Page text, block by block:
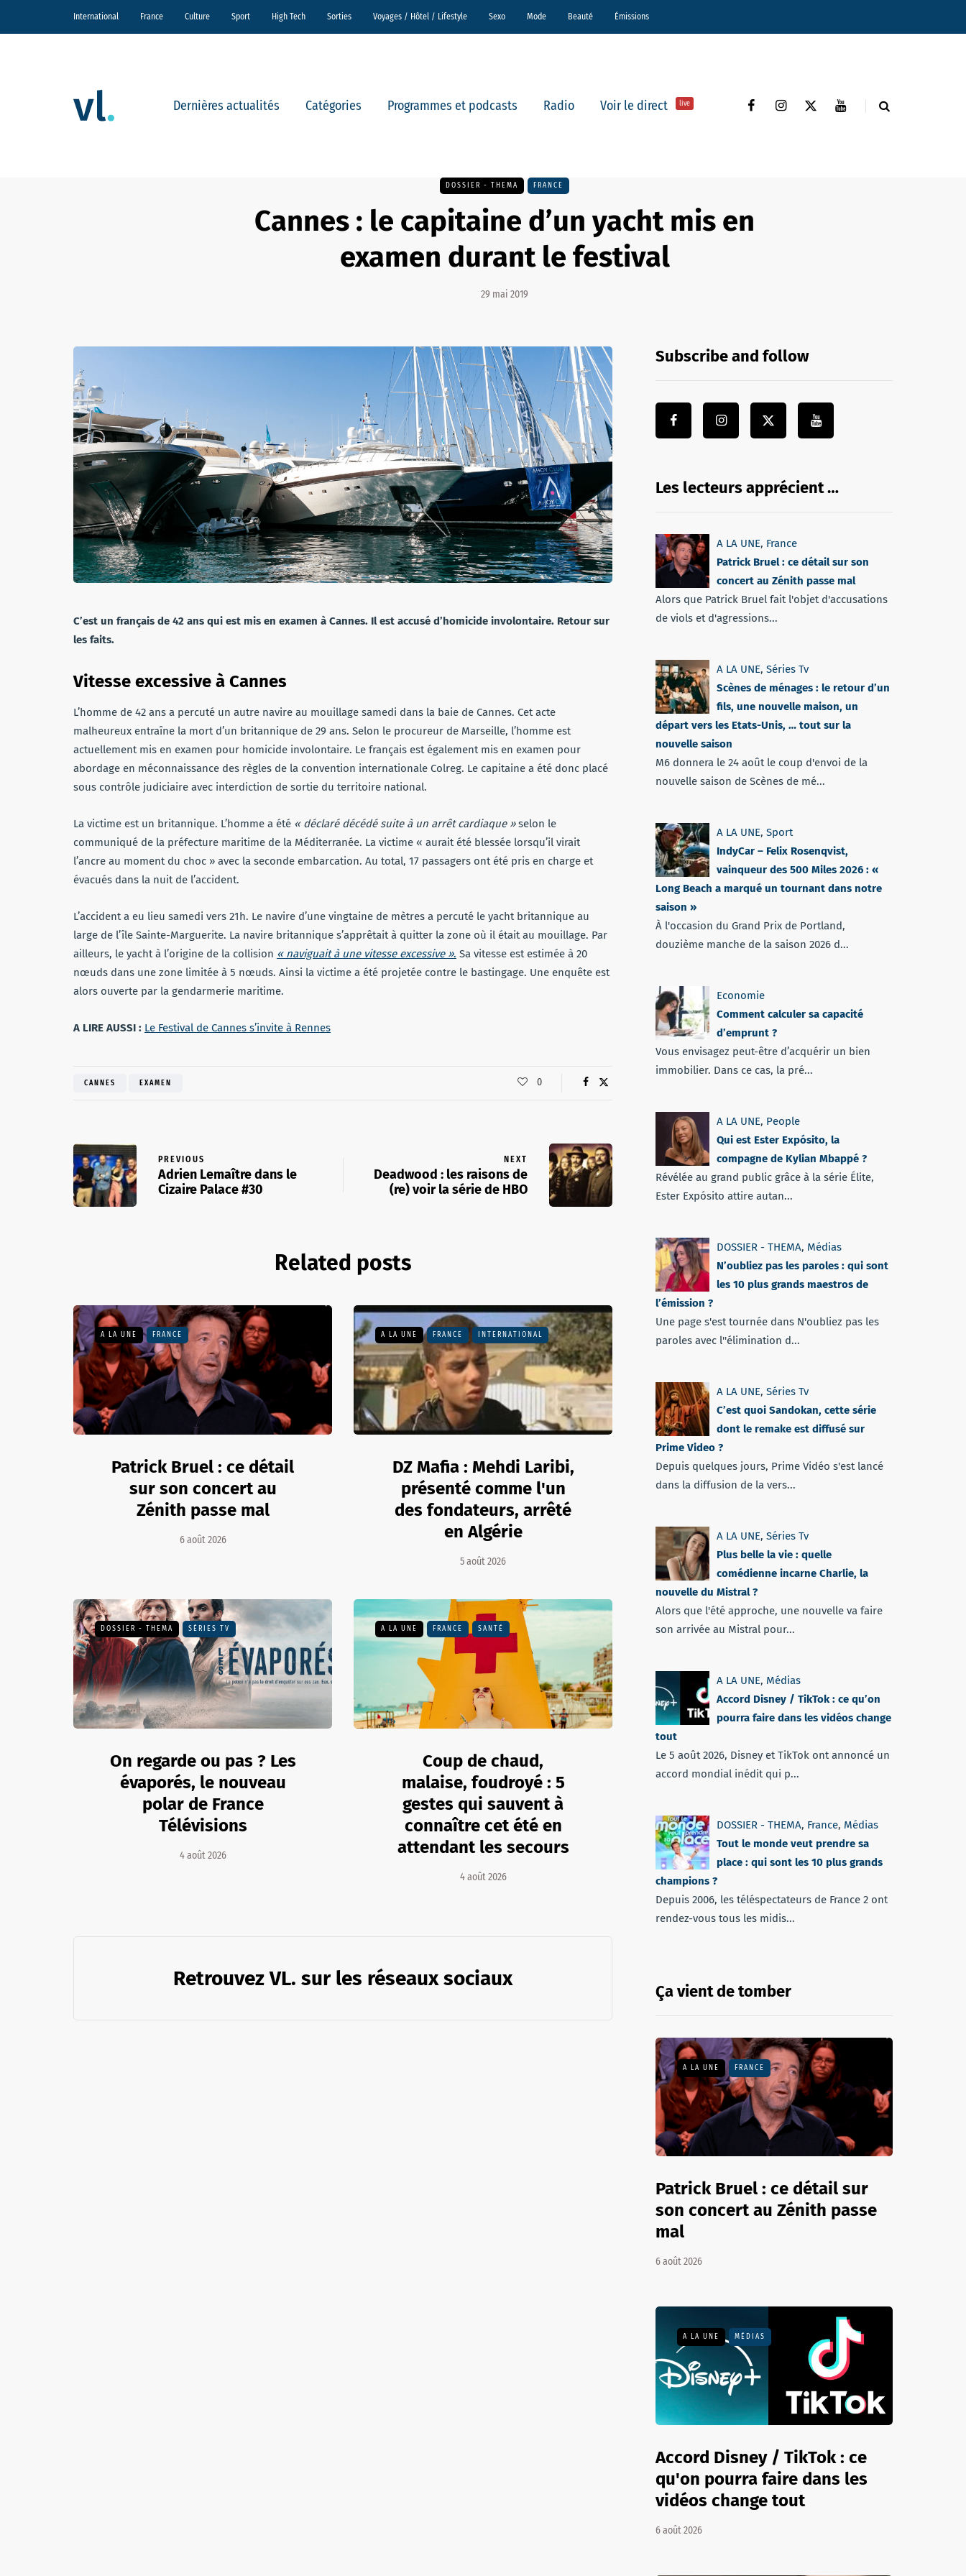
International France Culture Sport High Tech Sorties Voyages / Hôtel / Lifestyle Sexo Mode Beauté Émissions
Dernières actualités Catégories Programmes et podcasts Radio Voir le direct live
DOSSIER - THEMA FRANCE
Cannes : le capitaine d’un yacht mis en
examen durant le festival
29 mai 2019
C’est un français de 42 ans qui est mis en examen à Cannes. Il est accusé d’homicide involontaire. Retour sur
les faits.
Vitesse excessive à Cannes
L’homme de 42 ans a percuté un autre navire au mouillage samedi dans la baie de Cannes. Cet acte
malheureux entraîne la mort d’un britannique de 29 ans. Selon le procureur de Marseille, l’homme est
actuellement mis en examen pour homicide involontaire. Le français est également mis en examen pour
abordage en méconnaissance des règles de la convention internationale Colreg. Le capitaine a été donc placé
sous contrôle judiciaire avec interdiction de sortie du territoire national.
La victime est un britannique. L’homme a été « déclaré décédé suite à un arrêt cardiaque »selon le
communiqué de la préfecture maritime de la Méditerranée. La victime « aurait été blessée lorsqu’il virait
l’ancre au moment du choc » avec la seconde embarcation. Au total, 17 passagers ont été pris en charge et
évacués dans la nuit de l’accident.
L’accident a eu lieu samedi vers 21h. Le navire d’une vingtaine de mètres a percuté le yacht britannique au
large de l’île Sainte-Marguerite. La navire britannique s’apprêtait à quitter la zone où il était au mouillage. Par
ailleurs, le yacht à l’origine de la collision « naviguait à une vitesse excessive ». Sa vitesse est estimée à 20
nœuds dans une zone limitée à 5 nœuds. Ainsi la victime a été projetée contre le bastingage. Une enquête est
alors ouverte par la gendarmerie maritime.
A LIRE AUSSI : Le Festival de Cannes s’invite à Rennes
CANNES EXAMEN 0
PREVIOUS
Adrien Lemaître dans le
Cizaire Palace #30
NEXT
Deadwood : les raisons de
(re) voir la série de HBO
Related posts
A LA UNE FRANCE
Patrick Bruel : ce détail
sur son concert au
Zénith passe mal
6 août 2026
A LA UNE FRANCE INTERNATIONAL
DZ Mafia : Mehdi Laribi,
présenté comme l'un
des fondateurs, arrêté
en Algérie
5 août 2026
DOSSIER - THEMA SÉRIES TV
On regarde ou pas ? Les
évaporés, le nouveau
polar de France
Télévisions
4 août 2026
A LA UNE FRANCE SANTÉ
Coup de chaud,
malaise, foudroyé : 5
gestes qui sauvent à
connaître cet été en
attendant les secours
4 août 2026
Retrouvez VL. sur les réseaux sociaux
Subscribe and follow
Les lecteurs apprécient …
A LA UNE, France
Patrick Bruel : ce détail sur son
concert au Zénith passe mal
Alors que Patrick Bruel fait l'objet d'accusations
de viols et d'agressions...
A LA UNE, Séries Tv
Scènes de ménages : le retour d’un
fils, une nouvelle maison, un
départ vers les Etats-Unis, … tout sur la
nouvelle saison
M6 donnera le 24 août le coup d'envoi de la
nouvelle saison de Scènes de mé...
A LA UNE, Sport
IndyCar – Felix Rosenqvist,
vainqueur des 500 Miles 2026 : «
Long Beach a marqué un tournant dans notre
saison »
À l'occasion du Grand Prix de Portland,
douzième manche de la saison 2026 d...
Economie
Comment calculer sa capacité
d’emprunt ?
Vous envisagez peut-être d’acquérir un bien
immobilier. Dans ce cas, la pré...
A LA UNE, People
Qui est Ester Expósito, la
compagne de Kylian Mbappé ?
Révélée au grand public grâce à la série Élite,
Ester Expósito attire autan...
DOSSIER - THEMA, Médias
N’oubliez pas les paroles : qui sont
les 10 plus grands maestros de
l’émission ?
Une page s'est tournée dans N'oubliez pas les
paroles avec l''élimination d...
A LA UNE, Séries Tv
C’est quoi Sandokan, cette série
dont le remake est diffusé sur
Prime Video ?
Depuis quelques jours, Prime Vidéo s'est lancé
dans la diffusion de la vers...
A LA UNE, Séries Tv
Plus belle la vie : quelle
comédienne incarne Charlie, la
nouvelle du Mistral ?
Alors que l'été approche, une nouvelle va faire
son arrivée au Mistral pour...
A LA UNE, Médias
Accord Disney / TikTok : ce qu’on
pourra faire dans les vidéos change
tout
Le 5 août 2026, Disney et TikTok ont annoncé un
accord mondial inédit qui p...
DOSSIER - THEMA, France, Médias
Tout le monde veut prendre sa
place : qui sont les 10 plus grands
champions ?
Depuis 2006, les téléspectateurs de France 2 ont
rendez-vous tous les midis...
Ça vient de tomber
A LA UNE FRANCE
Patrick Bruel : ce détail sur
son concert au Zénith passe
mal
6 août 2026
A LA UNE MÉDIAS
Accord Disney / TikTok : ce
qu'on pourra faire dans les
vidéos change tout
6 août 2026